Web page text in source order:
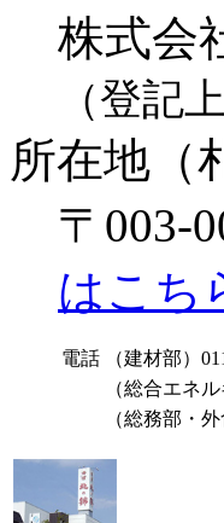
株式会
（登記
所在地（
〒003-
はこち
電話
（建材部）
（総合エネ
（総務部・